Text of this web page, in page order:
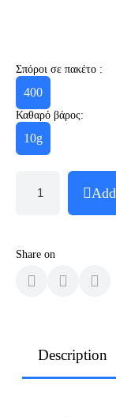
Σπόροι σε πακέτο :
400
Καθαρό βάρος:
10g
Share on
Description